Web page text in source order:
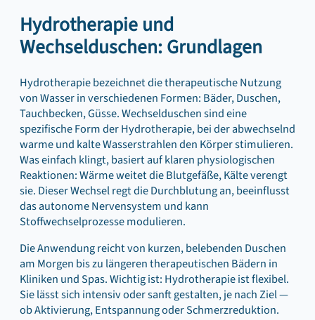
Hydrotherapie und
Wechselduschen: Grundlagen
Hydrotherapie bezeichnet die therapeutische Nutzung
von Wasser in verschiedenen Formen: Bäder, Duschen,
Tauchbecken, Güsse. Wechselduschen sind eine
spezifische Form der Hydrotherapie, bei der abwechselnd
warme und kalte Wasserstrahlen den Körper stimulieren.
Was einfach klingt, basiert auf klaren physiologischen
Reaktionen: Wärme weitet die Blutgefäße, Kälte verengt
sie. Dieser Wechsel regt die Durchblutung an, beeinflusst
das autonome Nervensystem und kann
Stoffwechselprozesse modulieren.
Die Anwendung reicht von kurzen, belebenden Duschen
am Morgen bis zu längeren therapeutischen Bädern in
Kliniken und Spas. Wichtig ist: Hydrotherapie ist flexibel.
Sie lässt sich intensiv oder sanft gestalten, je nach Ziel —
ob Aktivierung, Entspannung oder Schmerzreduktion.